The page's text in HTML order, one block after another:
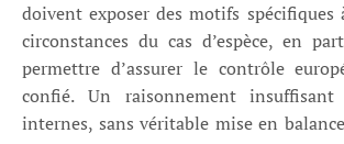
doivent exposer des motifs spécifiques
circonstances du cas d’espèce, en
permettre d’assurer le contrôle
confié. Un raisonnement insuffisant
internes, sans véritable mise en